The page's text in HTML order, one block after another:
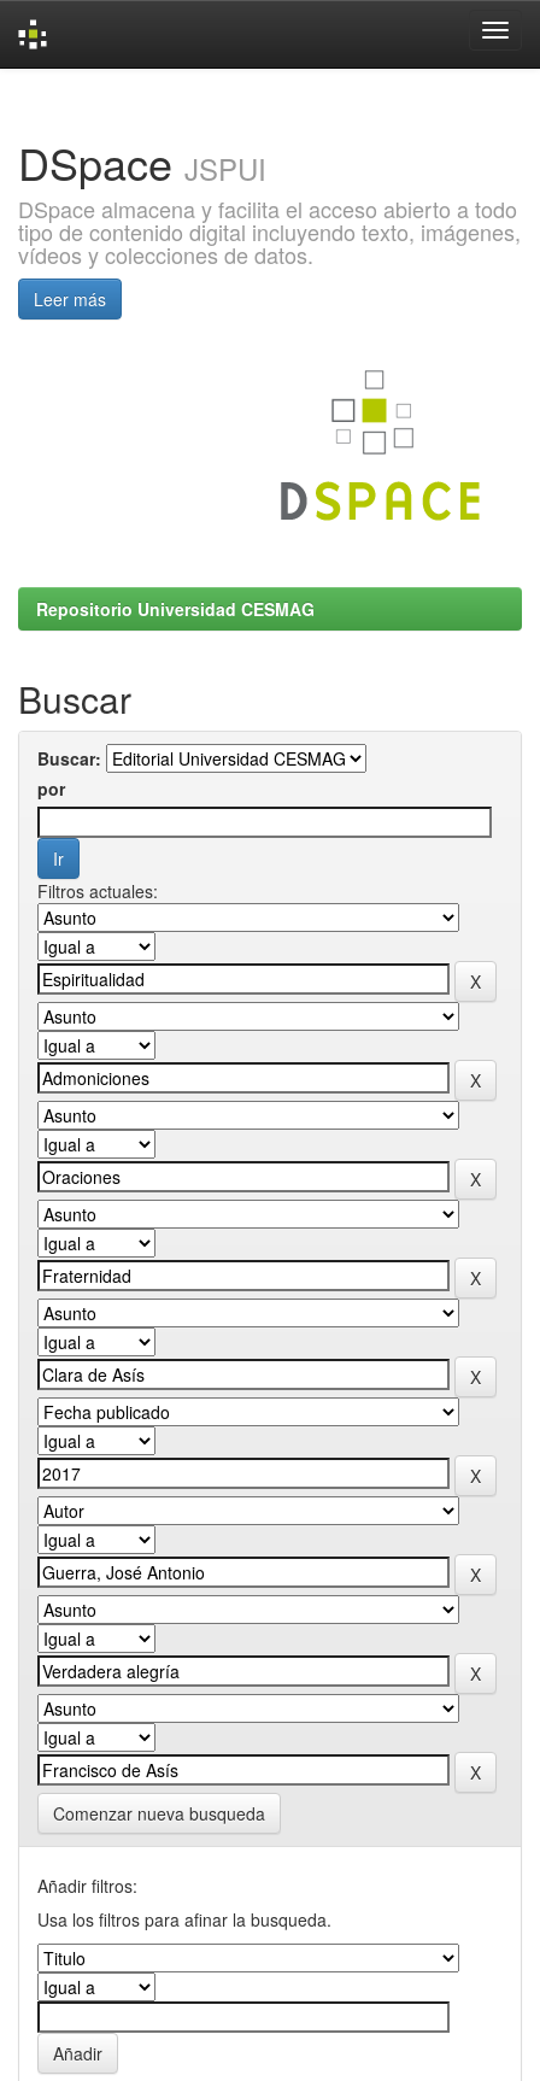
DSpace JSPUI
DSpace almacena y facilita el acceso abierto a todo
tipo de contenido digital incluyendo texto, imágenes,
vídeos y colecciones de datos.
Leer más
Repositorio Universidad CESMAG
Buscar
Buscar:
por
Filtros actuales:
Comenzar nueva busqueda
Añadir filtros:
Usa los filtros para afinar la busqueda.